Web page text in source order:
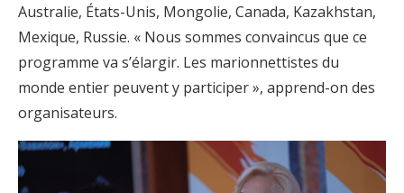
Australie, États-Unis, Mongolie, Canada, Kazakhstan,
Mexique, Russie. « Nous sommes convaincus que ce
programme va s’élargir. Les marionnettistes du
monde entier peuvent y participer », apprend-on des
organisateurs.